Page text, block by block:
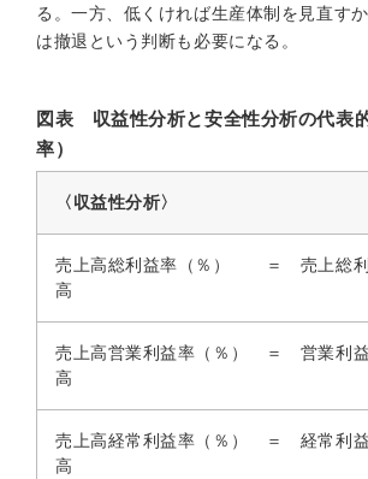
る。一方、低くければ生産体制を見直す
は撤退という判断も必要になる。
図表 収益性分析と安全性分析の代表
率）
〈収益性分析〉
売上高総利益率（％） ＝ 売上総
高
売上高営業利益率（％） ＝ 営業
高
売上高経常利益率（％） ＝ 経常
高